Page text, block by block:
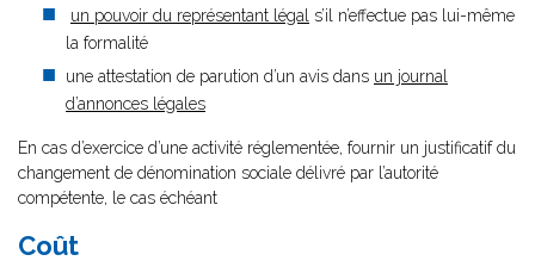
un pouvoir du représentant légal s’il n’effectue pas lui-même
la formalité
une attestation de parution d’un avis dans un journal
d’annonces légales
En cas d’exercice d’une activité réglementée, fournir un justificatif du
changement de dénomination sociale délivré par l’autorité
compétente, le cas échéant
Coût